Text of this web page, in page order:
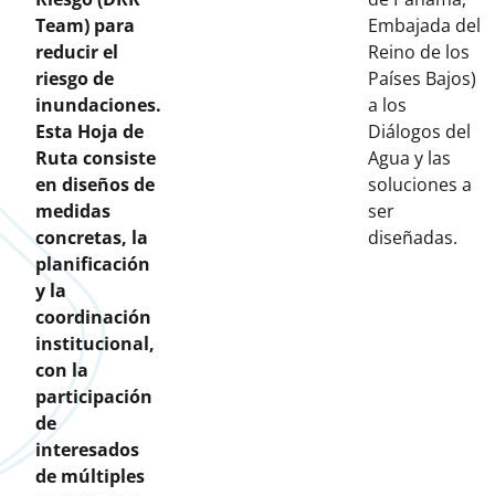
Team) para
reducir el
riesgo de
inundaciones.
Esta Hoja de
Ruta consiste
en diseños de
medidas
concretas, la
planificación
y la
coordinación
institucional,
con la
participación
de
interesados
de múltiples
Embajada del
Reino de los
Países Bajos)
a los
Diálogos del
Agua y las
soluciones a
ser
diseñadas.